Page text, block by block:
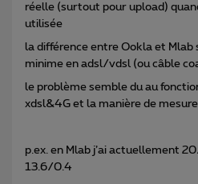
réelle (surtout pour upload)
utilisée
la différence entre Ookla et
minime en adsl/vdsl (ou câble
le problème semble du au
xdsl&4G et la manière de
p.ex. en Mlab j’ai actuellement
13.6/0.4